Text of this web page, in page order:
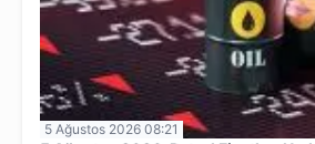
5 Ağustos 2026 08:21